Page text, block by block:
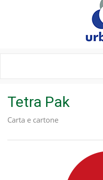
Tetra Pak
Carta e cartone